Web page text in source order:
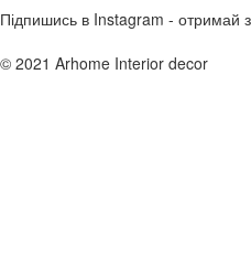
Підпишись в Instagram - отримай
© 2021 Arhome Interior decor